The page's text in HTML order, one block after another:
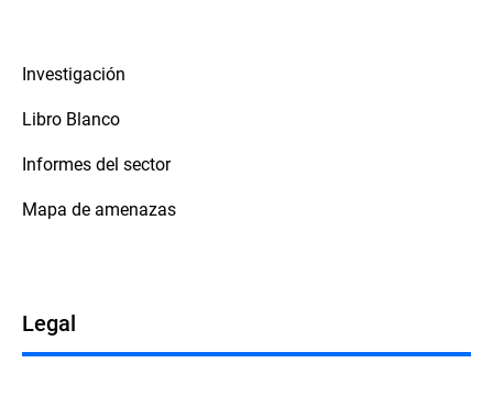
Investigación
Libro Blanco
Informes del sector
Mapa de amenazas
Legal